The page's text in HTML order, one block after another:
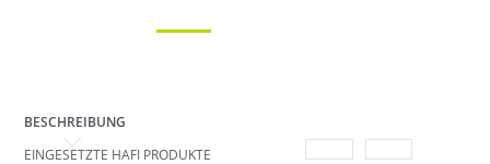
BESCHREIBUNG
EINGESETZTE HAFI PRODUKTE